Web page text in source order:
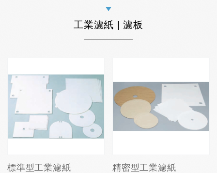
工業濾紙 | 濾板
標準型工業濾紙 精密型工業濾紙